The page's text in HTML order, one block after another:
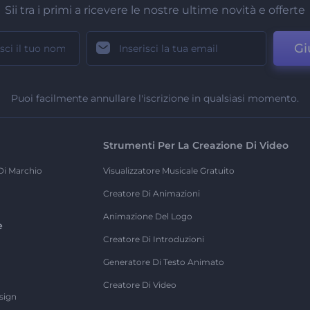
Sii tra i primi a ricevere le nostre ultime novità e offerte
Puoi facilmente annullare l'iscrizione in qualsiasi momento.
Marchio
Strumenti Per La Creazione Di Video
Visualizzatore Musicale Gratuito
Creatore Di Animazioni
Animazione Del Logo
Creatore Di Introduzioni
Generatore Di Testo Animato
Creatore Di Video